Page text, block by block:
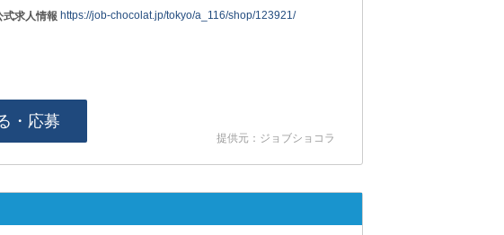
式求人情報 https://job-chocolat.jp/tokyo/a_116/shop/123921/
・応募
提供元：ジョブショコラ